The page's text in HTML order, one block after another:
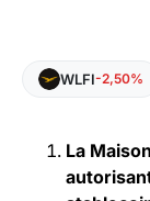
WLFI-2,50%
La